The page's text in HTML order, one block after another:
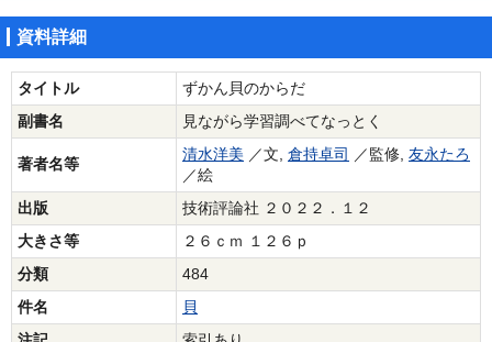
資料詳細
タイトル
ずかん貝のからだ
副書名
見ながら学習調べてなっとく
著者名等
清水洋美 ／文, 倉持卓司 ／監修, 友永たろ
／絵
出版
技術評論社 ２０２２．１２
大きさ等
２６ｃｍ １２６ｐ
分類
484
件名
貝